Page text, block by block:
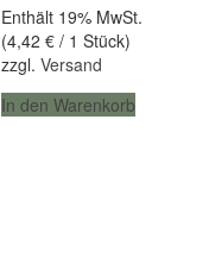
war:
19,64 €
ist:
17,68 €.
Enthält 19% MwSt.
(4,42€ / 1 Stück)
zzgl.Versand
In den Warenkorb